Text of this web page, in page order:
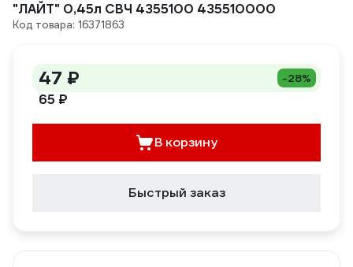
"ЛАЙТ" 0,45л СВЧ 4355100 435510000
Код товара: 16371863
47 ₽ -28%
65 ₽
В корзину
Быстрый заказ